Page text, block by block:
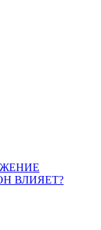
ВЛИЯЕТ?